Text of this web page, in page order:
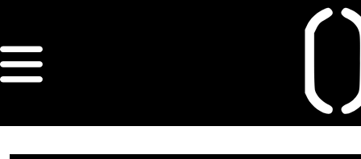
ORDRE DES
ARCHITECTES